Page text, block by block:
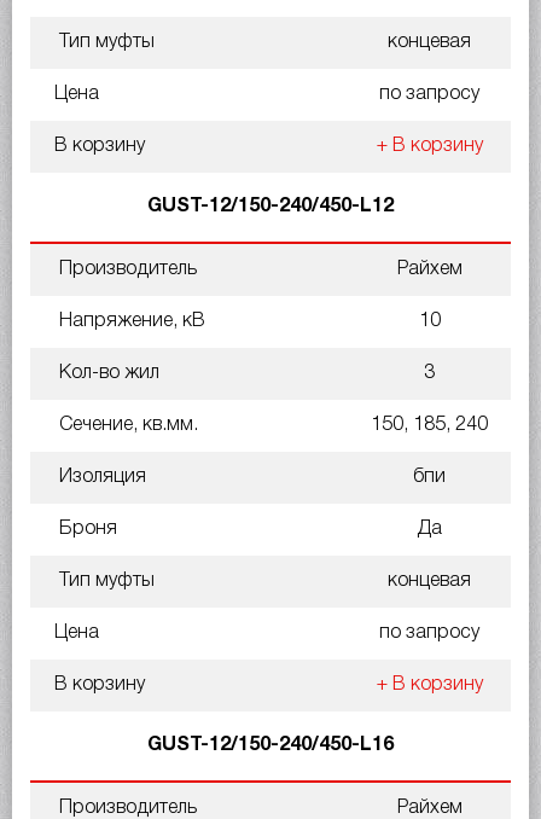
Тип муфты концевая
Цена по запросу
В корзину + В корзину
GUST-12/150-240/450-L12
Производитель Райхем
Напряжение, кВ 10
Кол-во жил 3
Сечение, кв.мм. 150, 185, 240
Изоляция бпи
Броня Да
Тип муфты концевая
Цена по запросу
В корзину + В корзину
GUST-12/150-240/450-L16
Производитель Райхем